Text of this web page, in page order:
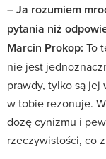
– Ja rozumiem
pytania niż
Marcin Prokop: To
nie jest
prawdy, tylko są jej
w tobie rezonuje.
dozę cynizmu i
rzeczywistości, co